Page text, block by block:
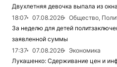
Двухлетняя девочка выпала из
18:07
07.08.2026
Общество,
За неделю для детей
заявленной суммы
17:37
07.08.2026
Экономика
Лукашенко: Сдерживание цен и